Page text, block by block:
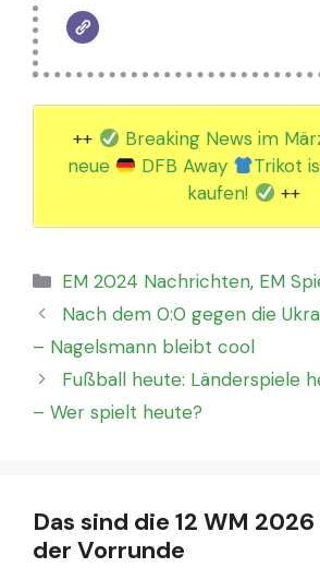
++
Breaking News im
neue
DFB Away
Trikot
kaufen!
++
Kategorien
EM 2024 Nachrichten, EM
Nach dem 0:0 gegen die
– Nagelsmann bleibt cool
Fußball heute: Länderspiele
– Wer spielt heute?
Das sind die 12 WM
der Vorrunde